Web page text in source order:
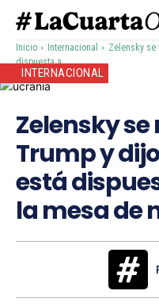
Inicio Internacional
Zelensky se
dispuesta a...
INTERNACIONAL
Zelensky
Trump y
está
la mesa de